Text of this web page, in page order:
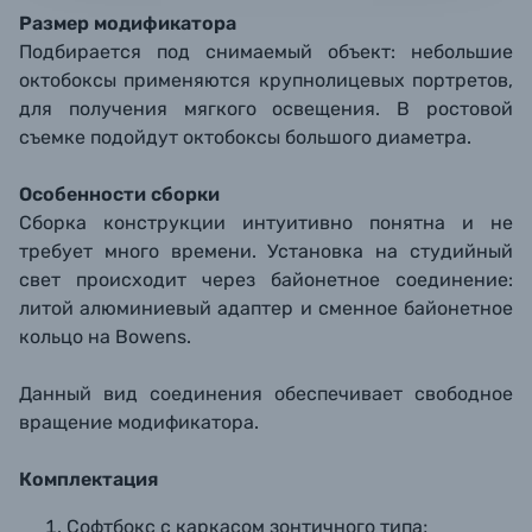
Размер модификатора
Подбирается под снимаемый объект: небольшие
октобоксы применяются крупнолицевых портретов,
для получения мягкого освещения. В ростовой
съемке подойдут октобоксы большого диаметра.
Особенности сборки
Сборка конструкции интуитивно понятна и не
требует много времени. Установка на студийный
свет происходит через байонетное соединение:
литой алюминиевый адаптер и сменное байонетное
кольцо на Bowens.
Данный вид соединения обеспечивает свободное
вращение модификатора.
Комплектация
Софтбокс с каркасом зонтичного типа;